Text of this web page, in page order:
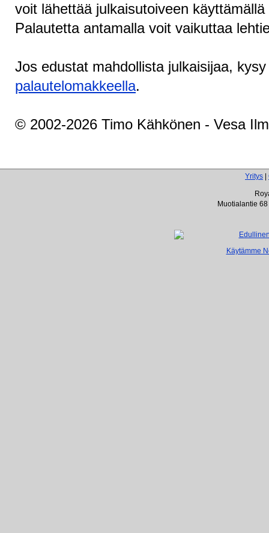
voit lähettää julkaisutoiveen käyttämällä
Palautetta antamalla voit vaikuttaa
Jos edustat mahdollista julkaisijaa,
palautelomakkeella.
© 2002-2026 Timo Kähkönen - Vesa
Yritys
Muotialantie
Käytämme